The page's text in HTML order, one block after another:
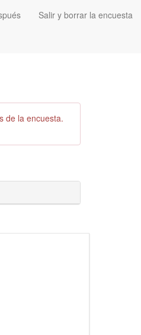
Salir y borrar la encuesta
de la encuesta.